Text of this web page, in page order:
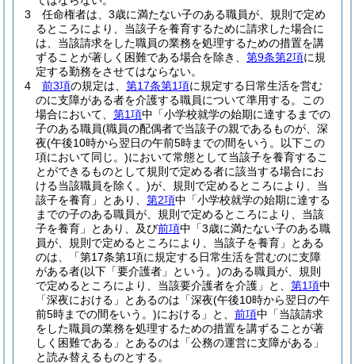
3
任命権者は、3歳に満たない子のある職員が、規則で定め
るところにより、当該子を養育するために請求した場合に
は、当該請求をした職員の業務を処理するための措置を講
ずることが著しく困難である場合を除き、 第9条第2項に規
定する勤務をさせてはならない。
4
前3項の規定は、 第17条第1項に規定する日常生活を営む
のに支障がある者を介護する職員について準用する。
この
場合において、 第1項中「小学校就学の始期に達するまでの
子のある職員(職員の配偶者で当該子の親であるものが、深
夜(午後10時から翌日の午前5時までの間をいう。以下この
項において同じ。)において常態として当該子を養育するこ
とができるものとして規則で定める者に該当する場合にお
ける当該職員を除く。)が、規則で定めるところにより、当
該子を養育」とあり、 第2項中「小学校就学の始期に達する
までの子のある職員が、規則で定めるところにより、当該
子を養育」とあり、及び前項中「3歳に満たない子のある職
員が、規則で定めるところにより、当該子を養育」とある
のは、「第17条第1項に規定する日常生活を営むのに支障
がある者(以下「要介護者」という。)のある職員が、規則
で定めるところにより、当該要介護者を介護」と、 第1項中
「深夜における」とあるのは「深夜(午後10時から翌日の午
前5時までの間をいう。)における」と、 前項中「当該請求
をした職員の業務を処理するための措置を講ずることが著
しく困難である」とあるのは「公務の運営に支障がある」
と読み替えるものとする。